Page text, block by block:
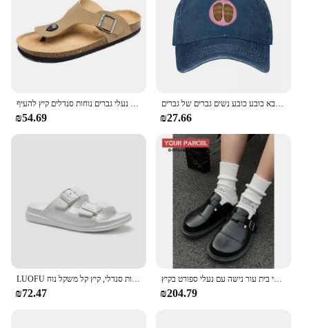
₪54.69 ₪27.66
LUOFU נשים של אבזם כפול שקופיות סנדלי, קיץ קל משקל נוח Eva החלקה סנדלי עבור מקורה חיצוני, 2023 חדש
₪72.47
החבילה שלך מקורית נעלי בירקן לגברים נעלי בית עור נישה עם נעלי ספורט בקיץ
₪204.79